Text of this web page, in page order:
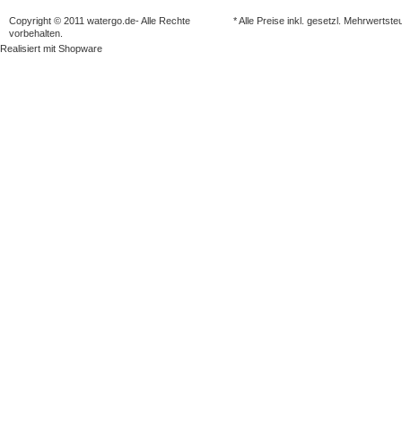
Copyright © 2011 watergo.de- Alle Rechte
vorbehalten.
* Alle Preise inkl. gesetzl.
Realisiert mit Shopware